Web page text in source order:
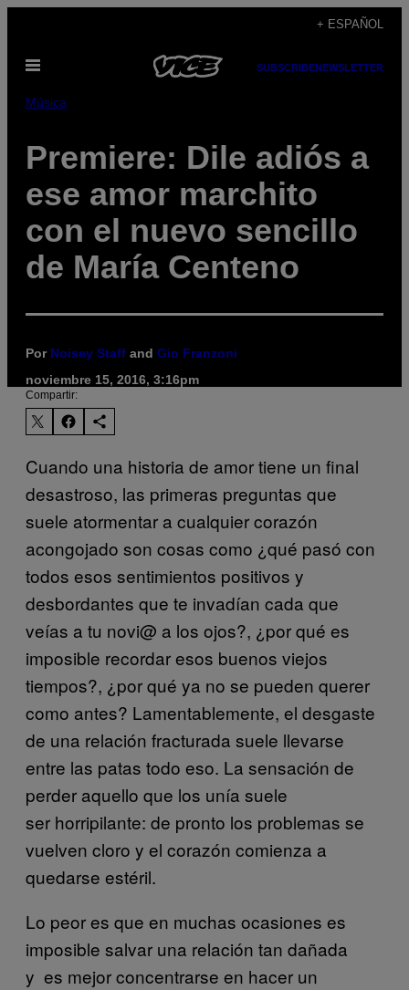
contenido
+ ESPAÑOL
Abrir
SUBSCRIBENEWSLETTER
Música
Premiere: Dile adiós a
ese amor marchito
con el nuevo sencillo
de María Centeno
Por Noisey Staff and Gio Franzoni
noviembre 15, 2016, 3:16pm
Compartir:
Cuando una historia de amor tiene un final
desastroso, las primeras preguntas que
suele atormentar a cualquier corazón
acongojado son cosas como ¿qué pasó con
todos esos sentimientos positivos y
desbordantes que te invadían cada que
veías a tu novi@ a los ojos?, ¿por qué es
imposible recordar esos buenos viejos
tiempos?, ¿por qué ya no se pueden querer
como antes? Lamentablemente, el desgaste
de una relación fracturada suele llevarse
entre las patas todo eso. La sensación de
perder aquello que los unía suele
ser horripilante: de pronto los problemas se
vuelven cloro y el corazón comienza a
quedarse estéril.
Lo peor es que en muchas ocasiones es
imposible salvar una relación tan dañada
y es mejor concentrarse en hacer un